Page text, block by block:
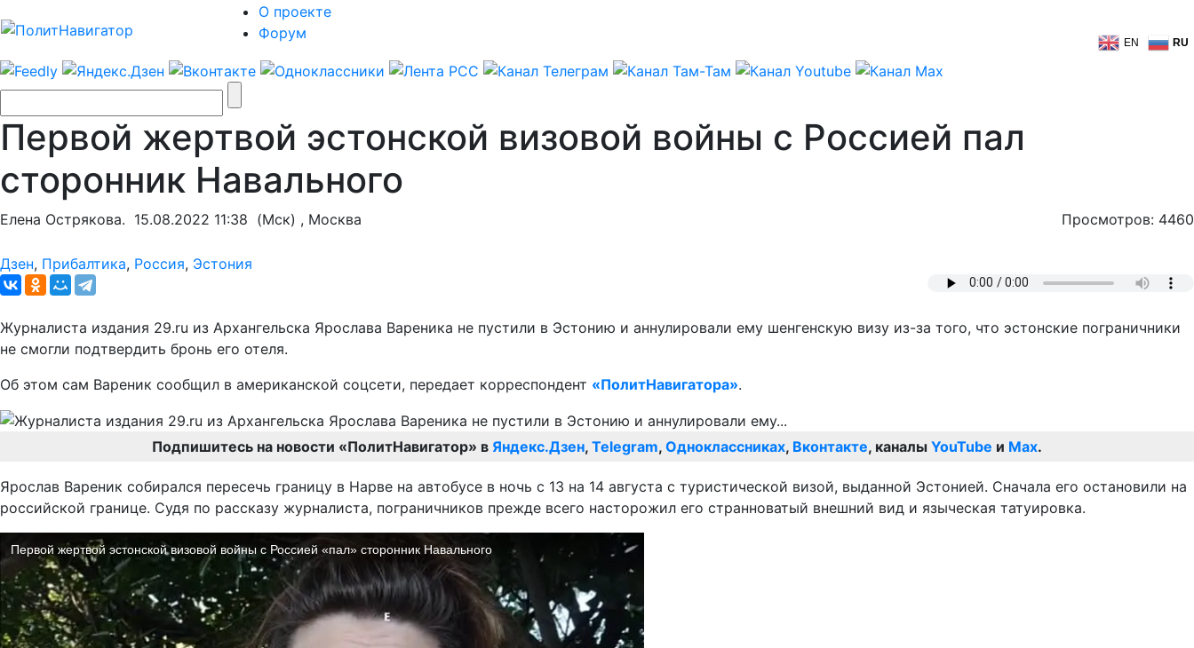
О проекте
Форум
EN RU
Первой жертвой эстонской визовой войны с Россией пал
сторонник Навального
Елена Острякова. 15.08.2022 11:38 (Мск) , Москва Просмотров: 4460
Дзен, Прибалтика, Россия, Эстония
Журналиста издания 29.ru из Архангельска Ярослава Вареника не пустили в Эстонию и аннулировали ему шенгенскую визу из-за того, что эстонские пограничники
не смогли подтвердить бронь его отеля.
Об этом сам Вареник сообщил в американской соцсети, передает корреспондент «ПолитНавигатора».
Подпишитесь на новости «ПолитНавигатор» в Яндекс.Дзен, Telegram, Одноклассниках, Вконтакте, каналы YouTube и Max.
Ярослав Вареник собирался пересечь границу в Нарве на автобусе в ночь с 13 на 14 августа с туристической визой, выданной Эстонией. Сначала его остановили на
российской границе. Судя по рассказу журналиста, пограничников прежде всего насторожил его странноватый внешний вид и языческая татуировка.